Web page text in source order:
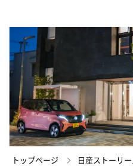
トップページ
日産ストーリ